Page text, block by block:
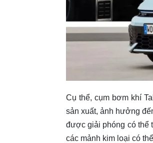
Cụ thể, cụm bơm khí
sản xuất, ảnh hưởng
được giải phóng có thể
các mảnh kim loại có